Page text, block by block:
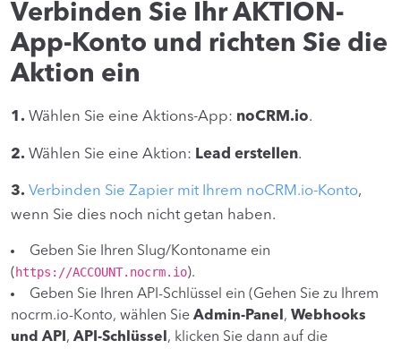
Verbinden Sie Ihr AKTION-
App-Konto und richten Sie die
Aktion ein
1. Wählen Sie eine Aktions-App: noCRM.io.
2. Wählen Sie eine Aktion: Lead erstellen.
3. Verbinden Sie Zapier mit Ihrem noCRM.io-Konto,
wenn Sie dies noch nicht getan haben.
Geben Sie Ihren Slug/Kontoname ein
(https://ACCOUNT.nocrm.io).
Geben Sie Ihren API-Schlüssel ein (Gehen Sie zu Ihrem
nocrm.io-Konto, wählen Sie Admin-Panel , Webhooks
und API , API-Schlüssel , klicken Sie dann auf die